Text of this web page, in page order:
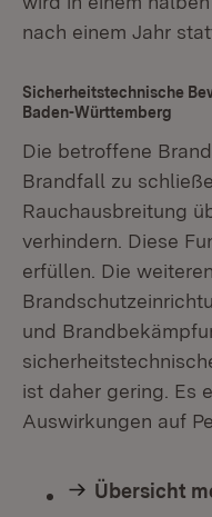
nach einem Jahr
Sicherheitstechnische
Baden-Württemberg
Die betroffene
Brandfall zu
Rauchausbreitung
verhindern. Diese
erfüllen. Die
und
ist daher gering. Es
Auswirkungen auf
Übersicht